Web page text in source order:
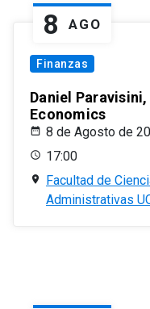
8 AGO
Finanzas
Daniel
Economics
8 de Agosto de
17:00
Facultad de
Administrativas